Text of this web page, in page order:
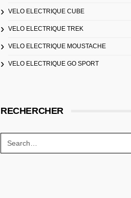
VELO ELECTRIQUE CUBE
VELO ELECTRIQUE TREK
VELO ELECTRIQUE MOUSTACHE
VELO ELECTRIQUE GO SPORT
RECHERCHER